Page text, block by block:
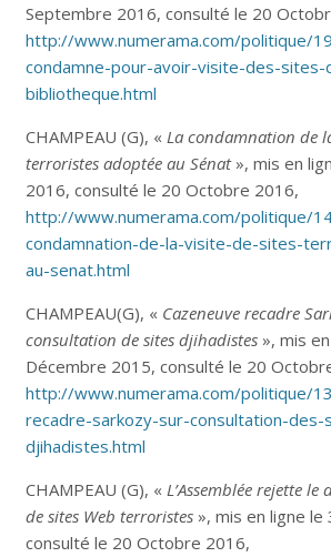
Septembre 2016, consulté le 20
http://www.numerama.com/politique/
condamne-pour-avoir-visite-des-sites-
bibliotheque.html
CHAMPEAU (G), « La condamnation de
terroristes adoptée au Sénat», mis en
2016, consulté le 20 Octobre 2016,
http://www.numerama.com/politique/
condamnation-de-la-visite-de-sites-
au-senat.html
CHAMPEAU(G), « Cazeneuve recadre
consultation de sites djihadistes», mis
Décembre 2015, consulté le 20
http://www.numerama.com/politique/
recadre-sarkozy-sur-consultation-des-
djihadistes.html
CHAMPEAU (G), « L’Assemblée rejette
de sites Web terroristes», mis en ligne le
consulté le 20 Octobre 2016,